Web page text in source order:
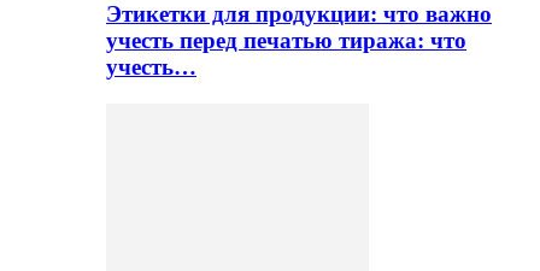
Этикетки для продукции: что важно
учесть перед печатью тиража: что
учесть…